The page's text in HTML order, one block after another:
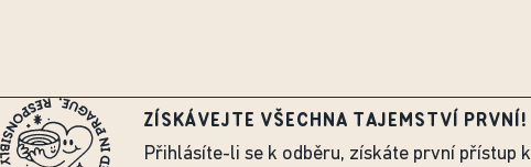
ZÍSKÁVEJTE VŠECHNA TAJEMSTVÍ PRVNÍ!
Přihlásíte-li se k odběru, získáte první přístup k